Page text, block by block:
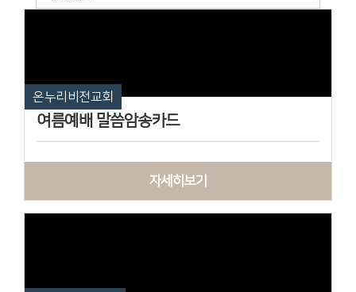
온누리비전교회
여름예배 말씀암송카드
자세히보기